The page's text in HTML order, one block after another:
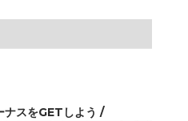
スをGETしよう /